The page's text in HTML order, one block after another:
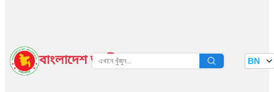
বাংলাদেশ জাতীয় তথ্য বাতায়ন BN